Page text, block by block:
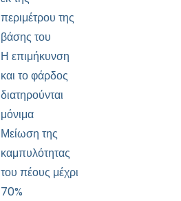
περιμέτρου της
βάσης του
Η επιμήκυνση
και το φάρδος
διατηρούνται
μόνιμα
Μείωση της
καμπυλότητας
του πέους μέχρι
70%